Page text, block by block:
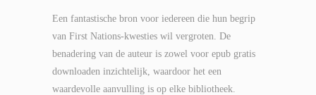
Een fantastische bron voor iedereen die hun begrip
van First Nations-kwesties wil vergroten. De
benadering van de auteur is zowel voor epub gratis
downloaden inzichtelijk, waardoor het een
waardevolle aanvulling is op elke bibliotheek.